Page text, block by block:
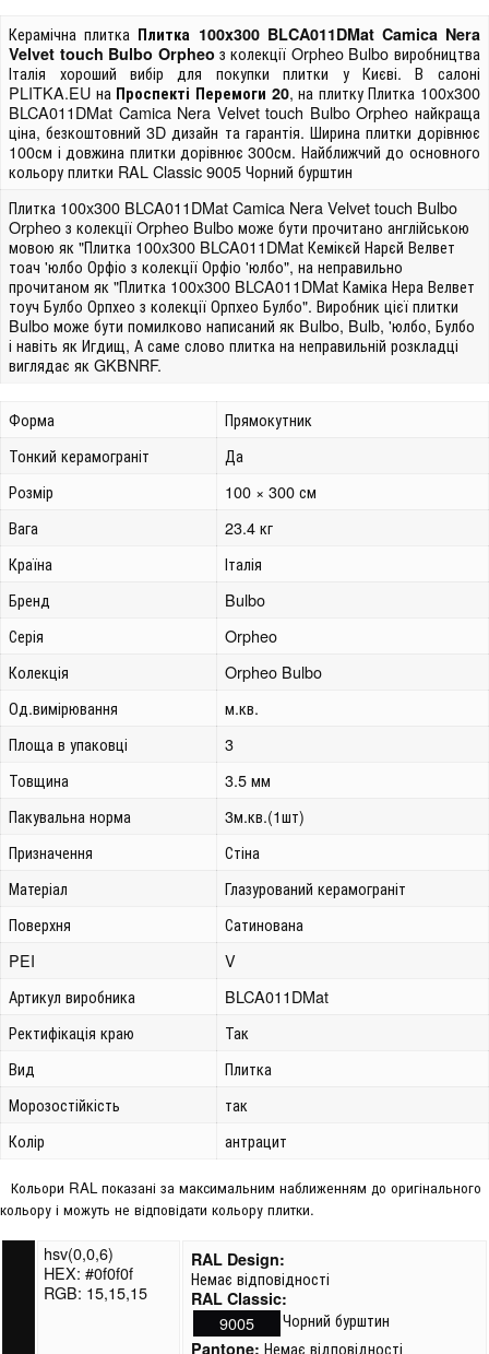
Керамічна плитка Плитка 100x300 BLCA011DMat Camica Nera
Velvet touch Bulbo Orpheoз колекції Orpheo Bulbo виробництва
Італія хороший вибір для покупки плитки у Києві. В салоні
PLITKA.EU на Проспекті Перемоги 20, на плитку Плитка 100x300
BLCA011DMat Camica Nera Velvet touch Bulbo Orpheo найкраща
ціна, безкоштовний 3D дизайн та гарантія. Ширина плитки дорівнює
100см і довжина плитки дорівнює 300см. Найближчий до основного
кольору плитки RAL Classic 9005 Чорний бурштин
Плитка 100x300 BLCA011DMat Camica Nera Velvet touch Bulbo
Orpheo з колекції Orpheo Bulbo може бути прочитано англійською
мовою як "Плитка 100x300 BLCA011DMat Кемікєй Нарєй Велвет
тоач 'юлбо Орфіо з колекції Орфіо 'юлбо", на неправильно
прочитаном як "Плитка 100x300 BLCA011DMat Каміка Нера Велвет
тоуч Булбо Орпхео з колекції Орпхео Булбо". Виробник цієї плитки
Bulbo може бути помилково написаний як Bulbo, Bulb, 'юлбо, Булбо
і навіть як Игдищ, А саме слово плитка на неправильній розкладці
виглядає як GKBNRF.
Форма
Прямокутник
Тонкий керамограніт
Да
Розмір
100 × 300 см
Вага
23.4 кг
Країна
Італія
Бренд
Bulbo
Серія
Orpheo
Колекція
Orpheo Bulbo
Од.вимірювання
м.кв.
Площа в упаковці
3
Товщина
3.5 мм
Пакувальна норма
3м.кв.(1шт)
Призначення
Стіна
Матеріал
Глазурований керамограніт
Поверхня
Сатинована
PEI
V
Артикул виробника
BLCA011DMat
Ректифікація краю
Так
Вид
Плитка
Морозостійкість
так
Колір
антрацит
Кольори RAL показані за максимальним наближенням до оригінального
кольору і можуть не відповідати кольору плитки.
hsv(0,0,6)
HEX: #0f0f0f
RGB: 15,15,15
RAL Design:
Немає відповідності
RAL Classic:
9005 Чорний бурштин
Pantone: Немає відповідності